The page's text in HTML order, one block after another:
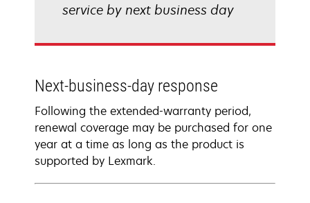
service by next business day
Next-business-day response
Following the extended-warranty period,
renewal coverage may be purchased for one
year at a time as long as the product is
supported by Lexmark.